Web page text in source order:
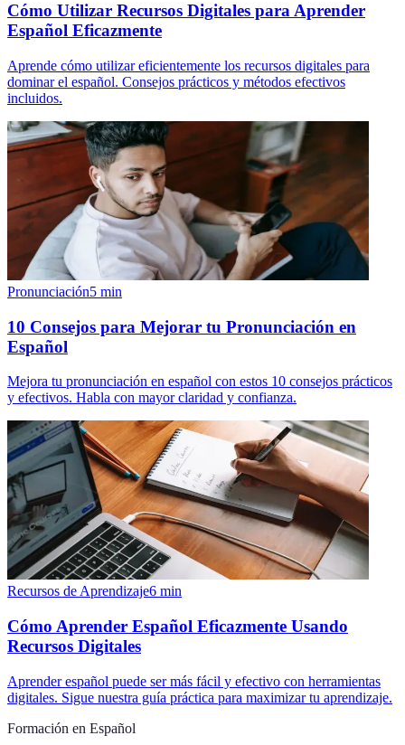
Cómo Utilizar Recursos Digitales para Aprender
Español Eficazmente
Aprende cómo utilizar eficientemente los recursos digitales para
dominar el español. Consejos prácticos y métodos efectivos
incluidos.
Pronunciación5 min
10 Consejos para Mejorar tu Pronunciación en
Español
Mejora tu pronunciación en español con estos 10 consejos prácticos
y efectivos. Habla con mayor claridad y confianza.
Recursos de Aprendizaje6 min
Cómo Aprender Español Eficazmente Usando
Recursos Digitales
Aprender español puede ser más fácil y efectivo con herramientas
digitales. Sigue nuestra guía práctica para maximizar tu aprendizaje.
Formación en Español